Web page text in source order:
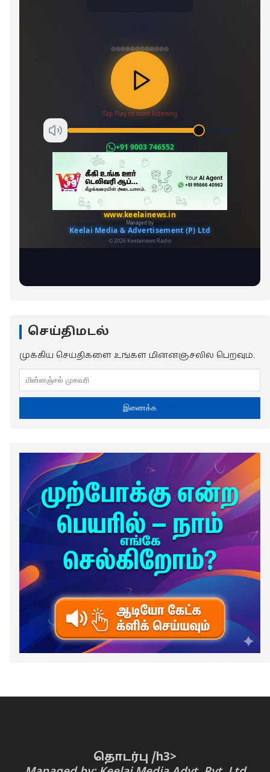
செய்திமடல்
முக்கிய செய்திகளை உங்கள் மின்னஞ்சலில் பெறவும்.
இணைக்க
தொடர்பு /h3>